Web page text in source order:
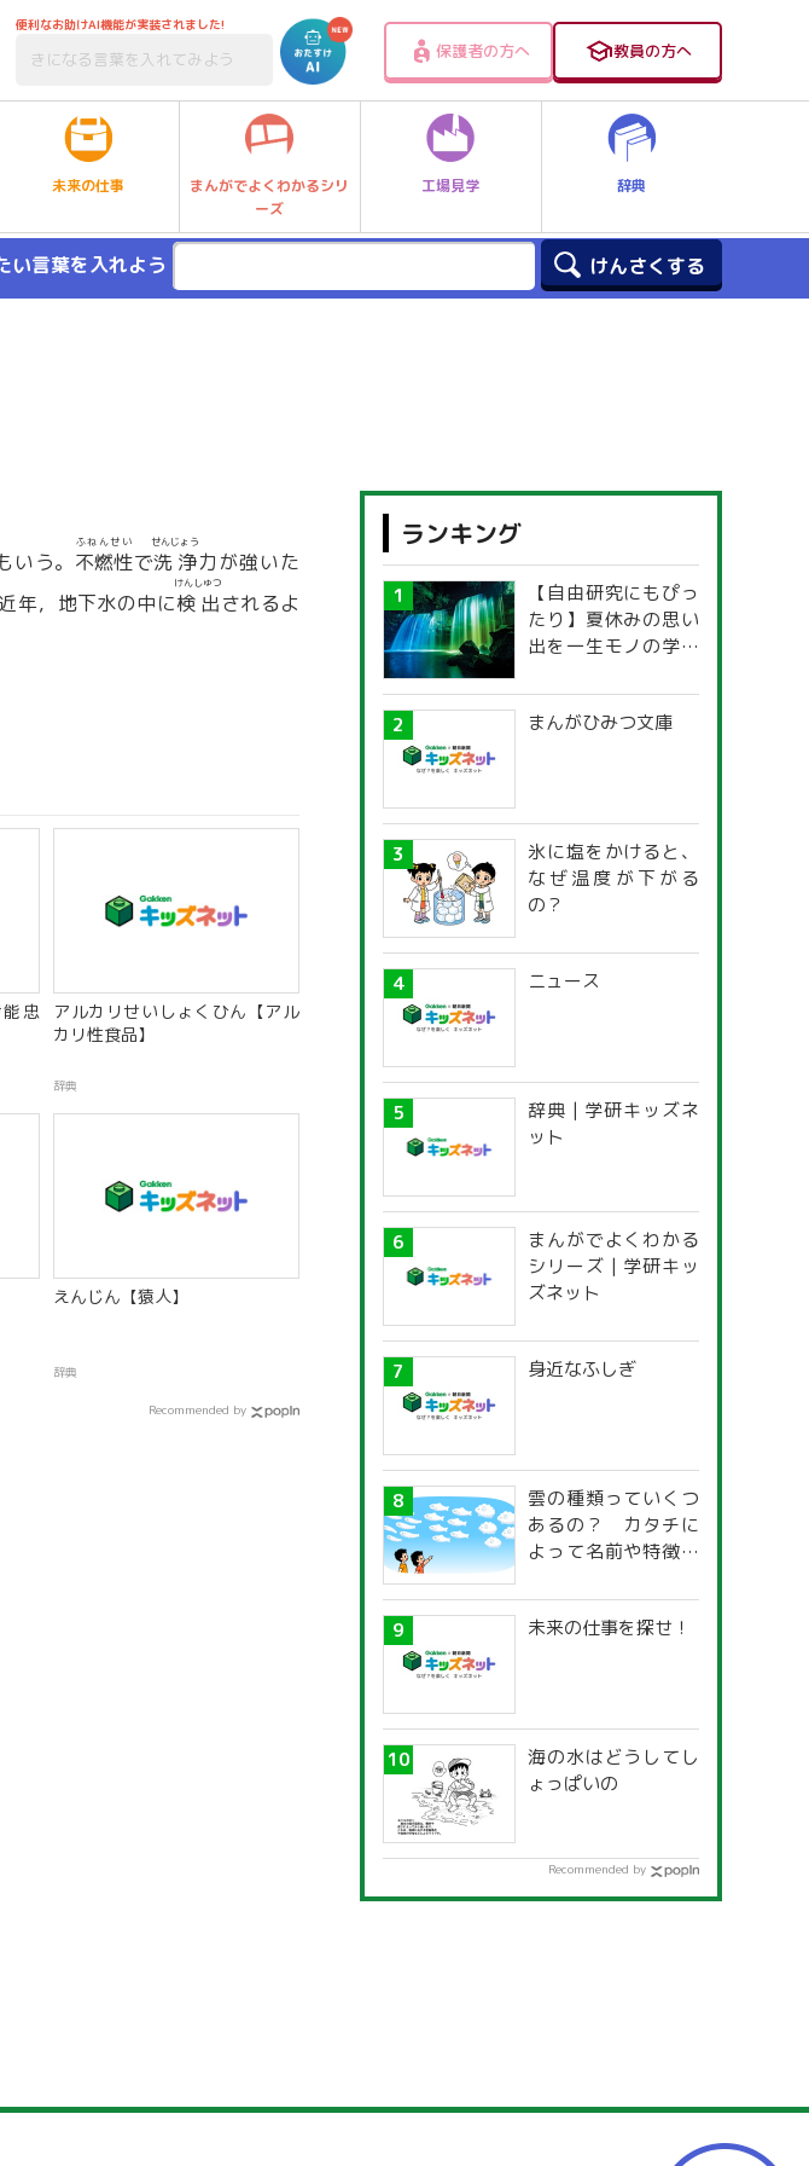
便利なお助けAI機能が実装されました!
保護者の方へ 教員の方へ
未来の仕事
まんがでよくわかるシリ
ーズ
工場見学 辞典
い言葉を入れよう
う。 不燃性
ふねんせい
で洗浄
せんじょう
力が強いた
年，地下水の中に検出
けんしゅつ
されるよ
忠
アルカリせいしょくひん【アル
カリ性食品】
辞典
えんじん【猿人】
辞典
Recommended by
ランキング
【自由研究にもぴっ
たり】夏休みの思い
出を一生モノの学び
探究ガイド
まんがひみつ文庫
氷に塩をかけると、
なぜ温度が下がる
の？
ニュース
辞典 | 学研キッズネ
ット
まんがでよくわかる
シリーズ | 学研キッ
ズネット
身近なふしぎ
雲の種類っていくつ
あるの？ カタチに
よって名前や特徴が
未来の仕事を探せ！
海の水はどうしてし
ょっぱいの
Recommended by